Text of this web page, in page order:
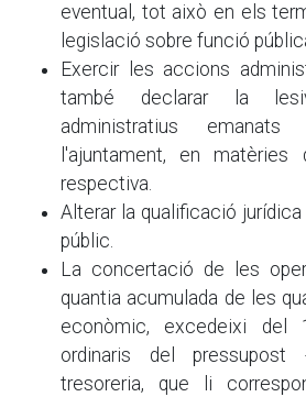
eventual, tot això en els
legislació sobre funció
Exercir les accions
també declarar la
administratius
l'ajuntament, en
respectiva.
Alterar la qualificació
públic.
La concertació de les
quantia acumulada de les
econòmic, excedeixi del
ordinaris del
tresoreria, que li